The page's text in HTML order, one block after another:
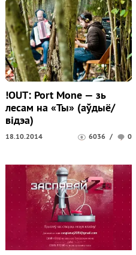
!OUT: Port Mone — зь
лесам на «Ты» (аўдыё/
відэа)
6036 / 0
18.10.2014